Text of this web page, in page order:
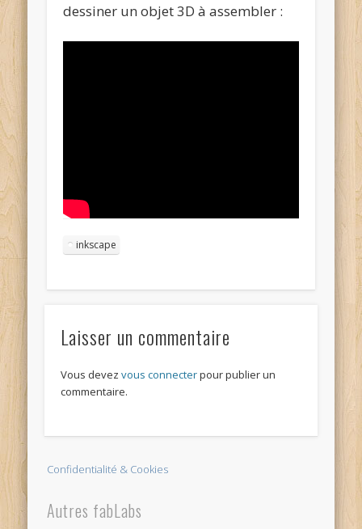
dessiner un objet 3D à assembler :
inkscape
Laisser un commentaire
Vous devez vous connecterpour publier un
commentaire.
Confidentialité & Cookies
Autres fabLabs